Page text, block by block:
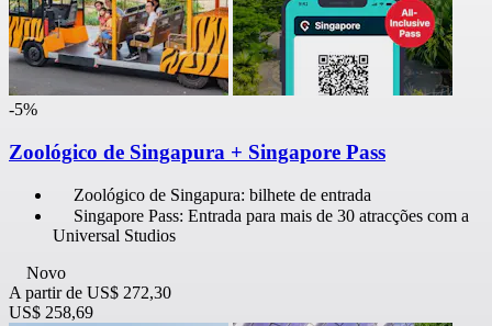
-5%
Zoológico de Singapura + Singapore Pass
Zoológico de Singapura: bilhete de entrada
Singapore Pass: Entrada para mais de 30 atracções com a
Universal Studios
Novo
A partir de US$ 272,30
US$ 258,69